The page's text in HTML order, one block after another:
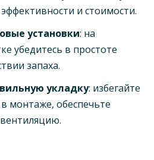
и стоимости.
установки: на
убедитесь в простоте
запаха.
укладку: избегайте
монтаже, обеспечьте